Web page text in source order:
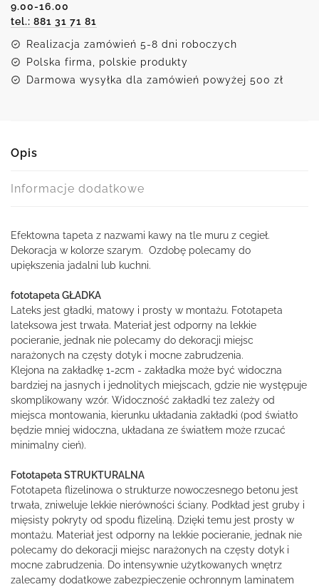
na
tle
cegieł
9.00-16.00
tel.: 881 31 71 81
Realizacja zamówień 5-8 dni roboczych
Polska firma, polskie produkty
Darmowa wysyłka dla zamówień powyżej 500 zł
Opis
Informacje dodatkowe
Efektowna tapeta z nazwami kawy na tle muru z cegieł.
Dekoracja w kolorze szarym. Ozdobę polecamy do
upiększenia jadalni lub kuchni.
fototapeta GŁADKA
Lateks jest gładki, matowy i prosty w montażu. Fototapeta
lateksowa jest trwała. Materiał jest odporny na lekkie
pocieranie, jednak nie polecamy do dekoracji miejsc
narażonych na częsty dotyk i mocne zabrudzenia.
Klejona na zakładkę 1-2cm - zakładka może być widoczna
bardziej na jasnych i jednolitych miejscach, gdzie nie występuje
skomplikowany wzór. Widoczność zakładki tez zależy od
miejsca montowania, kierunku układania zakładki (pod światło
będzie mniej widoczna, układana ze światłem może rzucać
minimalny cień).
Fototapeta STRUKTURALNA
Fototapeta flizelinowa o strukturze nowoczesnego betonu jest
trwała, zniweluje lekkie nierówności ściany. Podkład jest gruby i
mięsisty pokryty od spodu flizeliną. Dzięki temu jest prosty w
montażu. Materiał jest odporny na lekkie pocieranie, jednak nie
polecamy do dekoracji miejsc narażonych na częsty dotyk i
mocne zabrudzenia. Do intensywnie użytkowanych wnętrz
zalecamy dodatkowe zabezpieczenie ochronnym laminatem